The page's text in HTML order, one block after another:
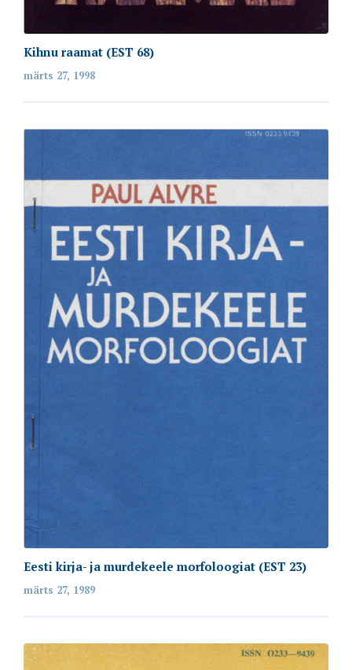
Kihnu raamat (EST 68)
märts 27, 1998
Eesti kirja- ja murdekeele morfoloogiat (EST 23)
märts 27, 1989
Emakeele Selts
Vaata kaarti
es@emakeeleselts.ee
www.emakeeleselts.ee
teadussekretär Marit Alas
marit.alas@emakeeleselts.ee
raamatukogu juhataja Annika Oherde
annika.oherde@emakeeleselts.ee
Palume külastus varem kokku leppida.
Registrikood: 80075963
Arvelduskonto: EE862200001120045326